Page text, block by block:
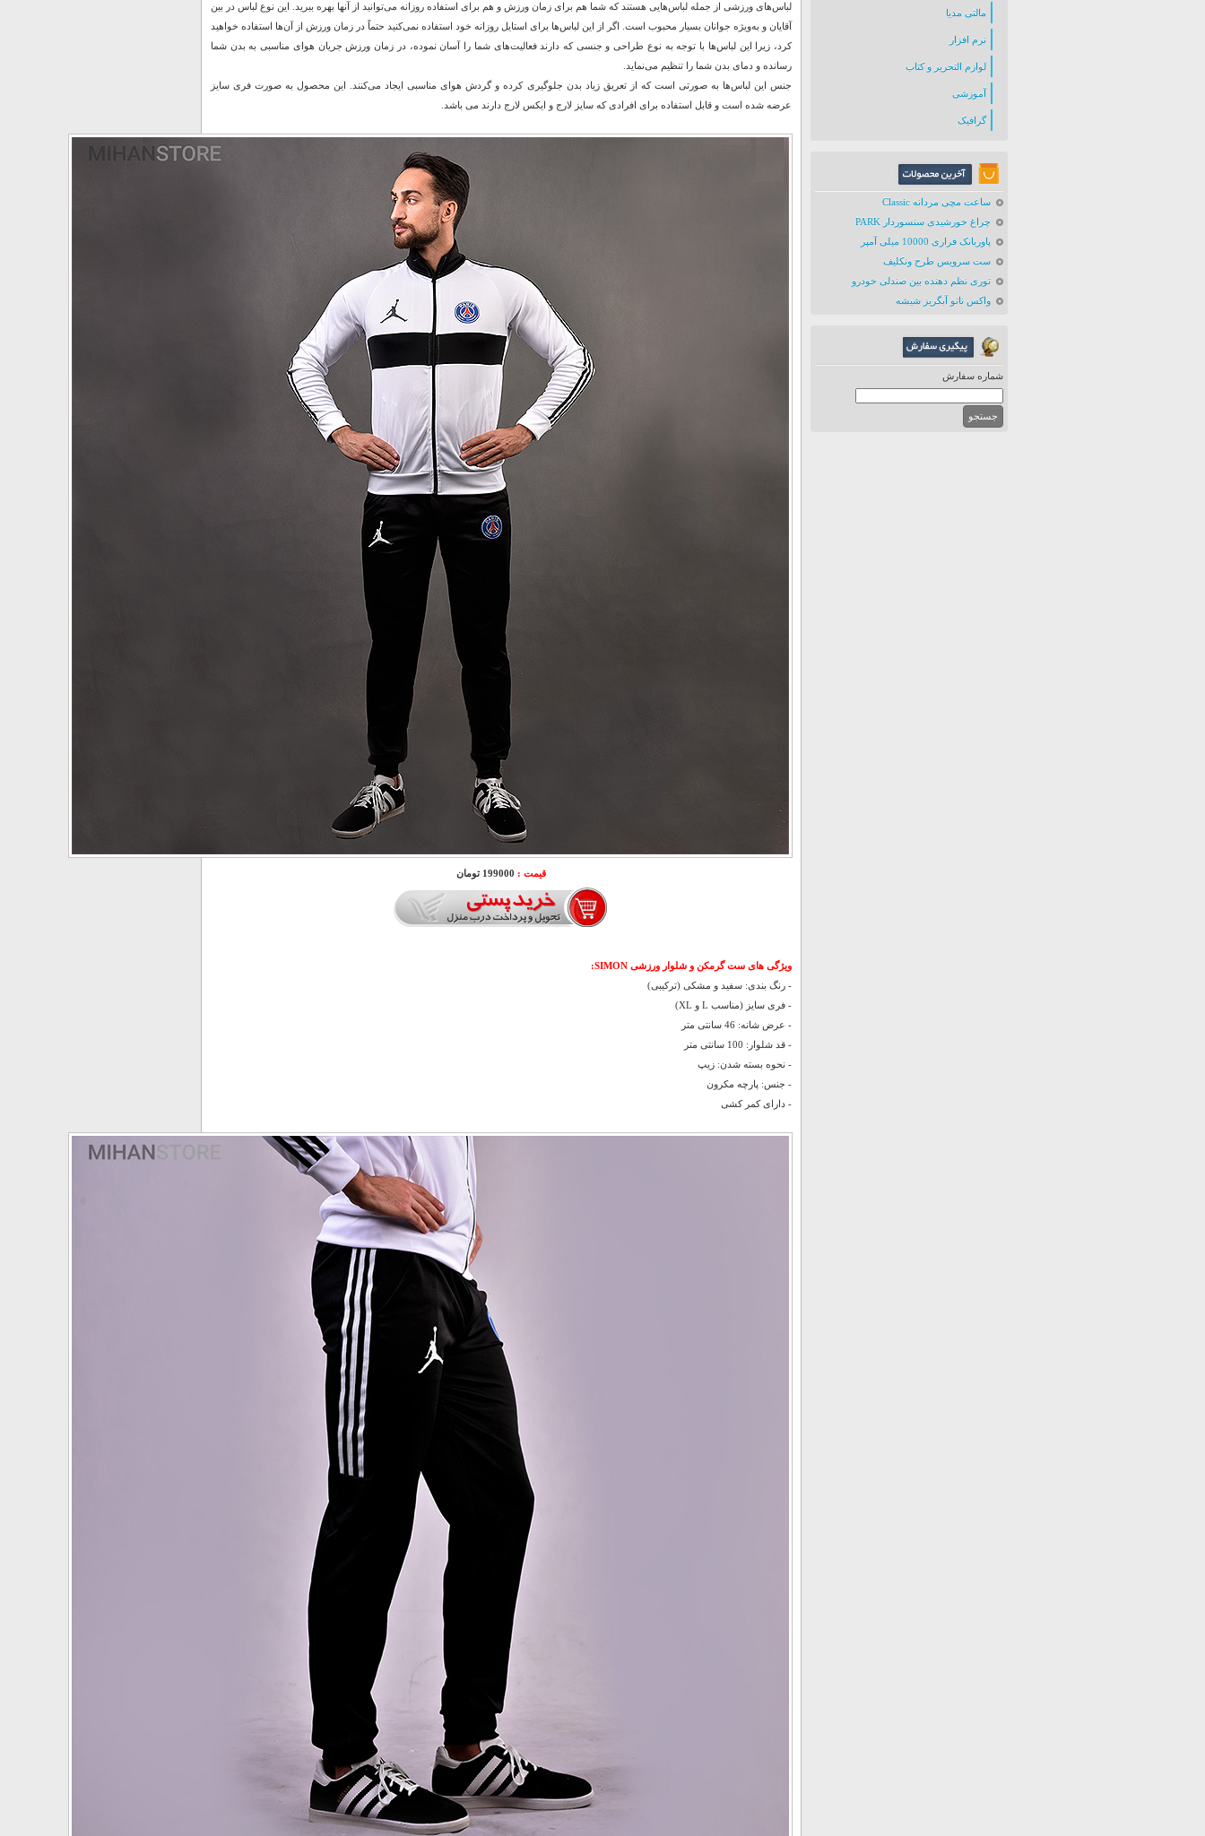
مالتی مدیا
نرم افزار
لوازم التحریر و کتاب
آموزشی
گرافیک
ساعت مچی مردانه Classic
چراغ خورشیدی سنسوردار PARK
پاوربانک فراری 10000 میلی آمپر
ست سرویس طرح ونکلیف
توری نظم دهنده بین صندلی خودرو
واکس نانو آبگریز شیشه
شماره سفارش
لباس‌های ورزشی از جمله لباس‌هایی هستند که شما هم برای زمان ورزش و هم برای استفاده روزانه می‌توانید از آنها بهره ببرید. این نوع لباس در بین
آقایان و به‌ویژه جوانان بسیار محبوب است. اگر از این لباس‌ها برای استایل روزانه خود استفاده نمی‌کنید حتماً در زمان ورزش از آن‌ها استفاده خواهید
کرد، زیرا این لباس‌ها با توجه به نوع طراحی و جنسی که دارند فعالیت‌های شما را آسان نموده، در زمان ورزش جریان هوای مناسبی به بدن شما
رسانده و دمای بدن شما را تنظیم می‌نماید.
جنس این لباس‌ها به صورتی است که از تعریق زیاد بدن جلوگیری کرده و گردش هوای مناسبی ایجاد می‌کنند. این محصول به صورت فری سایز
عرضه شده است و قابل استفاده برای افرادی که سایز لارج و ایکس لارج دارند می باشد.
قیمت : 199000 تومان
ویژگی های ست گرمکن و شلوار ورزشی SIMON:
- رنگ بندی: سفید و مشکی (ترکیبی)
- فری سایز (مناسب L و XL)
- عرض شانه: 46 سانتی متر
- قد شلوار: 100 سانتی متر
- نحوه بسته شدن: زیپ
- جنس: پارچه مکرون
- دارای کمر کشی